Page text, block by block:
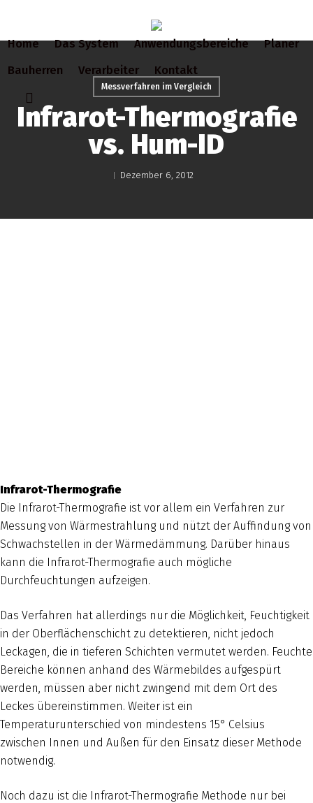
main
content
Home Das System Anwendungsbereiche
Planer
Bauherren
Verarbeiter Kontakt
Messverfahren im Vergleich
Infrarot-Thermografie
vs. Hum-ID
Dezember 6, 2012
Infrarot-Thermografie
Die Infrarot-Thermografie ist vor allem ein Verfahren zur
Messung von Wärmestrahlung und nützt der Auffindung von
Schwachstellen in der Wärmedämmung. Darüber hinaus
kann die Infrarot-Thermografie auch mögliche
Durchfeuchtungen aufzeigen.
Das Verfahren hat allerdings nur die Möglichkeit, Feuchtigkeit
in der Oberflächenschicht zu detektieren, nicht jedoch
Leckagen, die in tieferen Schichten vermutet werden. Feuchte
Bereiche können anhand des Wärmebildes aufgespürt
werden, müssen aber nicht zwingend mit dem Ort des
Leckes übereinstimmen. Weiter ist ein
Temperaturunterschied von mindestens 15° Celsius
zwischen Innen und Außen für den Einsatz dieser Methode
notwendig.
Noch dazu ist die Infrarot-Thermografie Methode nur bei